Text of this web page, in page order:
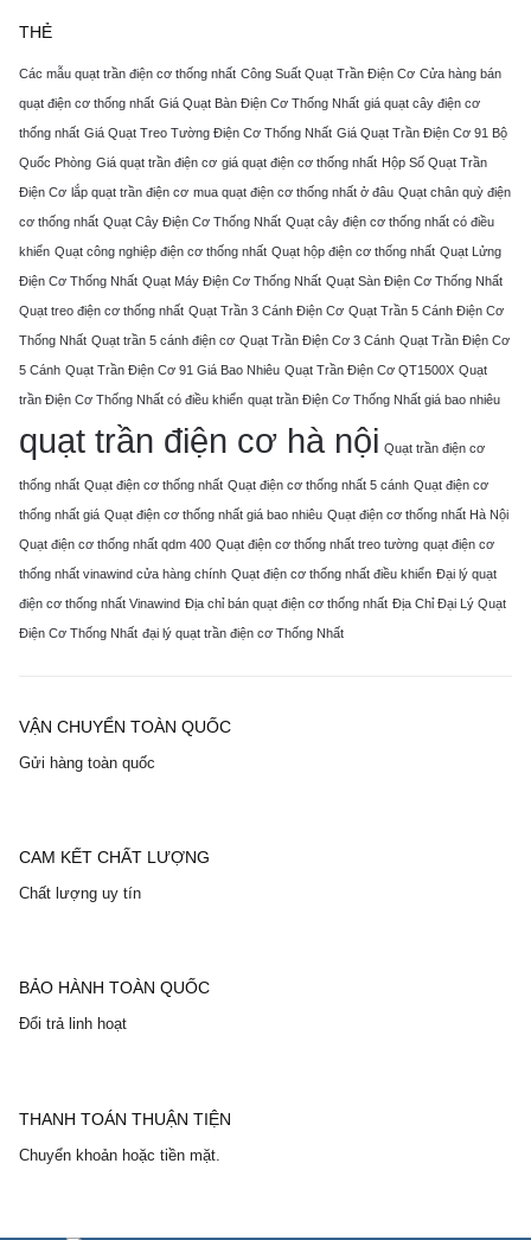
THẺ
Các mẫu quạt trần điện cơ thống nhất Công Suất Quạt Trần Điện Cơ Cửa hàng bán
quạt điện cơ thống nhất Giá Quạt Bàn Điện Cơ Thống Nhất giá quạt cây điện cơ
thống nhất Giá Quạt Treo Tường Điện Cơ Thống Nhất Giá Quạt Trần Điện Cơ 91 Bộ
Quốc Phòng Giá quạt trần điện cơ giá quạt điện cơ thống nhất Hộp Số Quạt Trần
Điện Cơ lắp quạt trần điện cơ mua quạt điện cơ thống nhất ở đâu Quạt chân quỳ điện
cơ thống nhất Quạt Cây Điện Cơ Thống Nhất Quạt cây điện cơ thống nhất có điều
khiển Quạt công nghiệp điện cơ thống nhất Quạt hộp điện cơ thống nhất Quạt Lửng
Điện Cơ Thống Nhất Quạt Máy Điện Cơ Thống Nhất Quạt Sàn Điện Cơ Thống Nhất
Quạt treo điện cơ thống nhất Quạt Trần 3 Cánh Điện Cơ Quạt Trần 5 Cánh Điện Cơ
Thống Nhất Quạt trần 5 cánh điện cơ Quạt Trần Điện Cơ 3 Cánh Quạt Trần Điện Cơ
5 Cánh Quạt Trần Điện Cơ 91 Giá Bao Nhiêu Quạt Trần Điện Cơ QT1500X Quạt
trần Điện Cơ Thống Nhất có điều khiển quạt trần Điện Cơ Thống Nhất giá bao nhiêu
quạt trần điện cơ hà nội Quạt trần điện cơ
thống nhất Quạt điện cơ thống nhất Quạt điện cơ thống nhất 5 cánh Quạt điện cơ
thống nhất giá Quạt điện cơ thống nhất giá bao nhiêu Quạt điện cơ thống nhất Hà Nội
Quạt điện cơ thống nhất qdm 400 Quạt điện cơ thống nhất treo tường quạt điện cơ
thống nhất vinawind cửa hàng chính Quạt điện cơ thống nhất điều khiển Đại lý quạt
điện cơ thống nhất Vinawind Địa chỉ bán quạt điện cơ thống nhất Địa Chỉ Đại Lý Quạt
Điện Cơ Thống Nhất đại lý quạt trần điện cơ Thống Nhất
VẬN CHUYỂN TOÀN QUỐC
Gửi hàng toàn quốc
CAM KẾT CHẤT LƯỢNG
Chất lượng uy tín
BẢO HÀNH TOÀN QUỐC
Đổi trả linh hoạt
THANH TOÁN THUẬN TIỆN
Chuyển khoản hoặc tiền mặt.